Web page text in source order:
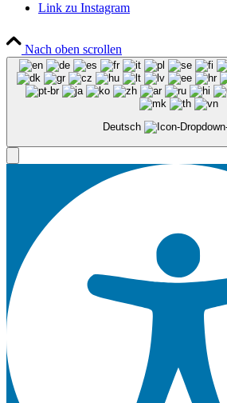
Link zu Instagram
Nach oben scrollen
Deutsch